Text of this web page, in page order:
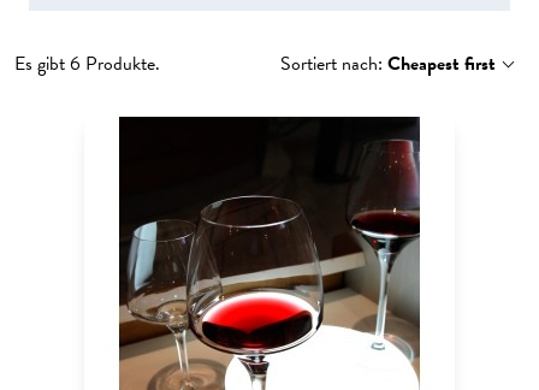
Es gibt 6 Produkte. Sortiert nach: Cheapest first